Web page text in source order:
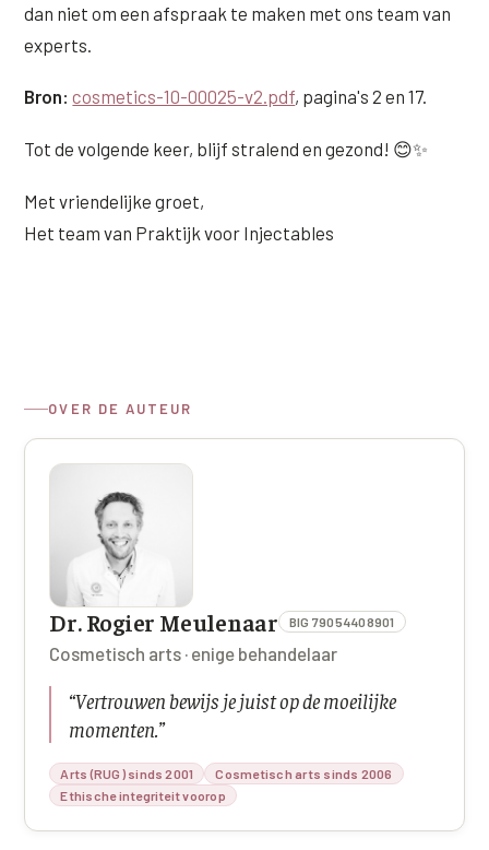
dan niet om een afspraak te maken met ons team van
experts.
Bron: cosmetics-10-00025-v2.pdf, pagina's 2 en 17.
Tot de volgende keer, blijf stralend en gezond! 😊✨
Met vriendelijke groet,
Het team van Praktijk voor Injectables
OVER DE AUTEUR
Dr. Rogier Meulenaar BIG 79054408901
Cosmetisch arts · enige behandelaar
“Vertrouwen bewijs je juist op de moeilijke
momenten. ”
Arts (RUG) sinds 2001
Cosmetisch arts sinds 2006
Ethische integriteit voorop